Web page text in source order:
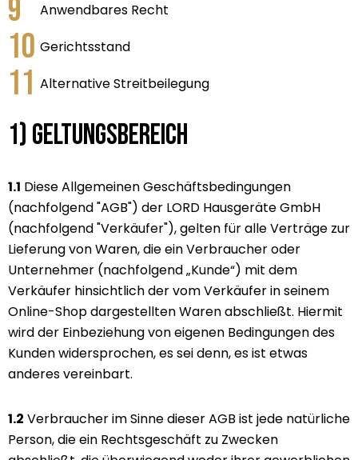
Anwendbares Recht
Gerichtsstand
Alternative Streitbeilegung
1) Geltungsbereich
1.1 Diese Allgemeinen Geschäftsbedingungen
(nachfolgend "AGB") der LORD Hausgeräte GmbH
(nachfolgend "Verkäufer"), gelten für alle Verträge zur
Lieferung von Waren, die ein Verbraucher oder
Unternehmer (nachfolgend „Kunde“) mit dem
Verkäufer hinsichtlich der vom Verkäufer in seinem
Online-Shop dargestellten Waren abschließt. Hiermit
wird der Einbeziehung von eigenen Bedingungen des
Kunden widersprochen, es sei denn, es ist etwas
anderes vereinbart.
1.2 Verbraucher im Sinne dieser AGB ist jede natürliche
Person, die ein Rechtsgeschäft zu Zwecken